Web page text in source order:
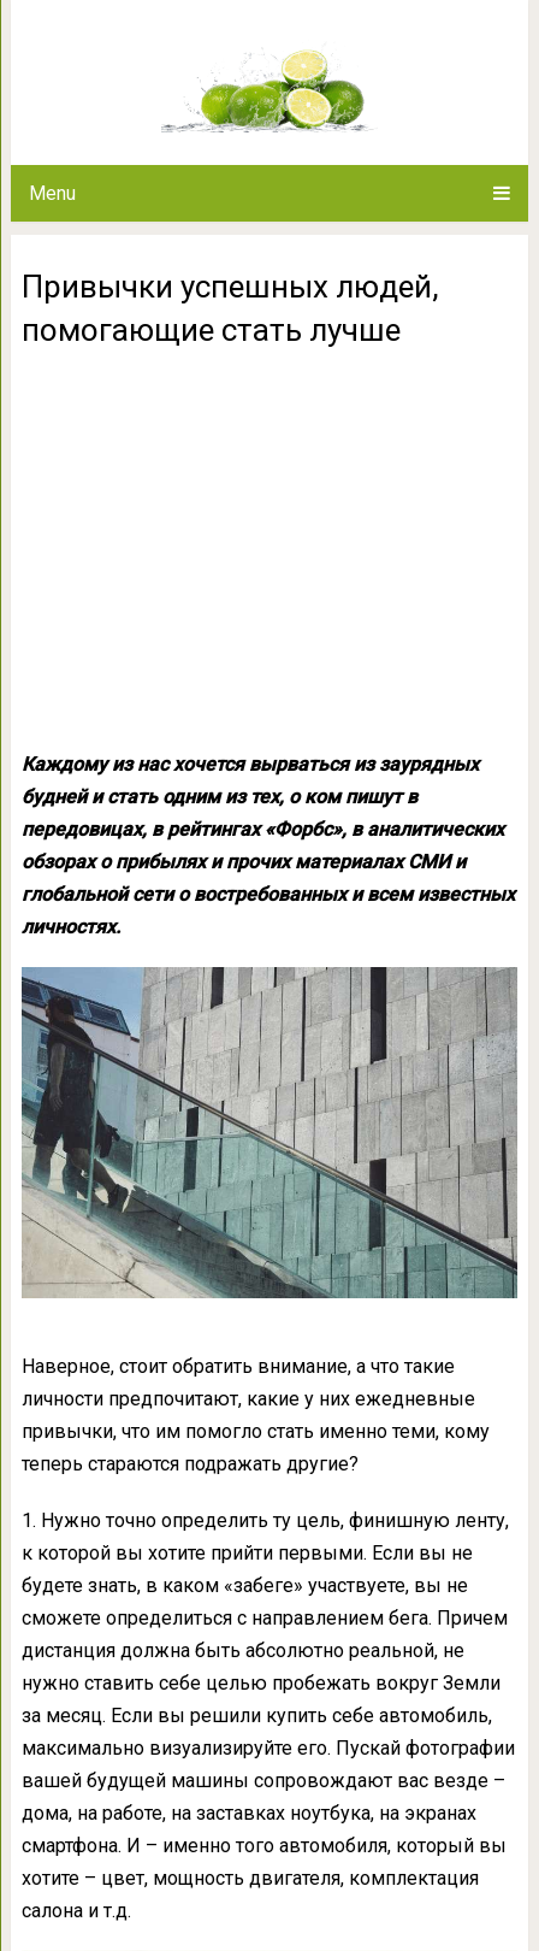
Menu
Привычки успешных людей,
помогающие стать лучше
Каждому из нас хочется вырваться из заурядных
будней и стать одним из тех, о ком пишут в
передовицах, в рейтингах «Форбс», в аналитических
обзорах о прибылях и прочих материалах СМИ и
глобальной сети о востребованных и всем известных
личностях.
Наверное, стоит обратить внимание, а что такие
личности предпочитают, какие у них ежедневные
привычки, что им помогло стать именно теми, кому
теперь стараются подражать другие?
1. Нужно точно определить ту цель, финишную ленту,
к которой вы хотите прийти первыми. Если вы не
будете знать, в каком «забеге» участвуете, вы не
сможете определиться с направлением бега. Причем
дистанция должна быть абсолютно реальной, не
нужно ставить себе целью пробежать вокруг Земли
за месяц. Если вы решили купить себе автомобиль,
максимально визуализируйте его. Пускай фотографии
вашей будущей машины сопровождают вас везде –
дома, на работе, на заставках ноутбука, на экранах
смартфона. И – именно того автомобиля, который вы
хотите – цвет, мощность двигателя, комплектация
салона и т.д.